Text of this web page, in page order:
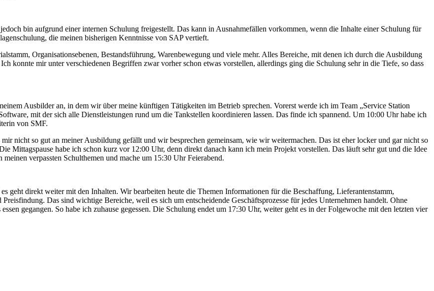
bin aufgrund einer internen Schulung freigestellt. Das kann in Ausnahmefällen vorkommen, wenn die Inhalte einer Schulung für
die meinen bisherigen Kenntnisse von SAP vertieft.
Organisationsebenen, Bestandsführung, Warenbewegung und viele mehr. Alles Bereiche, mit denen ich durch die Ausbildung
konnte mir unter verschiedenen Begriffen zwar vorher schon etwas vorstellen, allerdings ging die Schulung sehr in die Tiefe, so dass
Ausbilder an, in dem wir über meine künftigen Tätigkeiten im Betrieb sprechen. Vorerst werde ich im Team „Service Station
mit der sich alle Dienstleistungen rund um die Tankstellen koordinieren lassen. Das finde ich spannend. Um 10:00 Uhr habe ich
von SMF.
nicht so gut an meiner Ausbildung gefällt und wir besprechen gemeinsam, wie wir weitermachen. Das ist eher locker und gar nicht so
Mittagspause habe ich schon kurz vor 12:00 Uhr, denn direkt danach kann ich mein Projekt vorstellen. Das läuft sehr gut und die Idee
verpassten Schulthemen und mache um 15:30 Uhr Feierabend.
geht direkt weiter mit den Inhalten. Wir bearbeiten heute die Themen Informationen für die Beschaffung, Lieferantenstamm,
Das sind wichtige Bereiche, weil es sich um entscheidende Geschäftsprozesse für jedes Unternehmen handelt. Ohne
gegangen. So habe ich zuhause gegessen. Die Schulung endet um 17:30 Uhr, weiter geht es in der Folgewoche mit den letzten vier